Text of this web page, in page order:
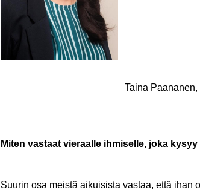
Taina
Miten vas­taat vie­raal­le ih­mi­sel­le, joka
Suu­rin osa meis­tä ai­kui­sis­ta vas­taa, että ihan